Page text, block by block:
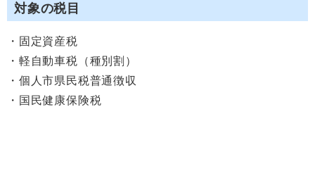
対象の税目
固定資産税
軽自動車税（種別割）
個人市県民税普通徴収
国民健康保険税